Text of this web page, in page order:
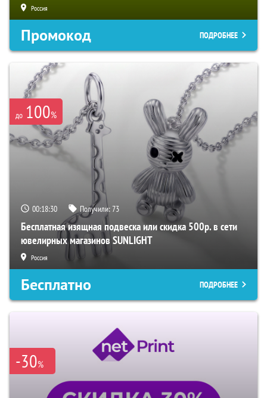
Россия
Промокод ПОДРОБНЕЕ
до 100%
00:18:29 Получили:73
Бесплатная изящная подвеска или скидка 500р. в сети
ювелирных магазинов SUNLIGHT
Россия
Бесплатно ПОДРОБНЕЕ
-30%